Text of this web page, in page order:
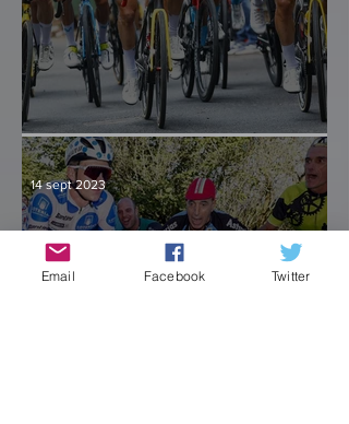
Culminación y consenso
14 sept 2023
Email Facebook Twitter